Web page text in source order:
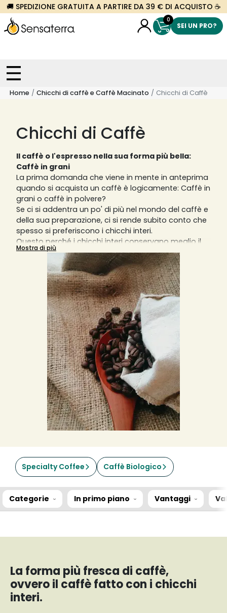
🚚 SPEDIZIONE GRATUITA A PARTIRE DA 39 € DI ACQUISTO ☕
0
SEI UN PRO?
Home Chicchi di caffè e Caffè Macinato Chicchi di Caffè
Chicchi di Caffè
Il caffè o l'espresso nella sua forma più bella:
Caffè in grani
La prima domanda che viene in mente in anteprima
quando si acquista un caffè è logicamente: Caffè in
grani o caffè in polvere?
Se ci si addentra un po' di più nel mondo del caffè e
della sua preparazione, ci si rende subito conto che
spesso si preferiscono i chicchi interi.
Questo perché i chicchi interi conservano meglio il
sapore e l'aroma rispetto ai chicchi già macinati.
Pertanto, i chicchi di caffè sono un must per ogni
Anche se la perdita generale di aroma e sapore
inizia quando i chicchi di caffè vengono tostati, non
accelera con i chicchi interi. Con il caffè in polvere,
invece, si verifica.
Inoltre, i grani interi sono spesso di qualità migliore,
poiché possono essere utilizzati solo quelli integri.
Se si macinano i chicchi direttamente in anteprima
dell'erogazione del caffè, in una macchina
completamente automatica, a mano o con un
macinino elettrico, si otterrà il miglior caffè possibile.
Leggete qui tutte le informazioni importanti da
tenere in considerazione per l'acquisto di caffè
intero e di caffè in grani e sfogliate la nostra vasta
gamma di caffè di diverse piccole torrefazioni
artigianali. E aggiungi al tuo carrello e alla tua
un prezzo di mercato invidiabile, iva inclusa.
Mostra di più
Specialty Coffee Caffè Biologico
Categorie In primo piano Vantaggi
La forma più fresca di caffè,
ovvero il caffè fatto con i chicchi
interi.